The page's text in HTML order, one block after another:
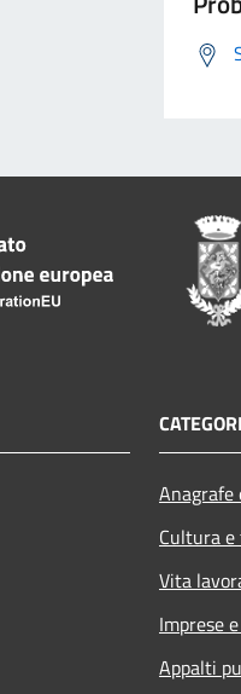
Cultura
Vita
Imprese
Appalti